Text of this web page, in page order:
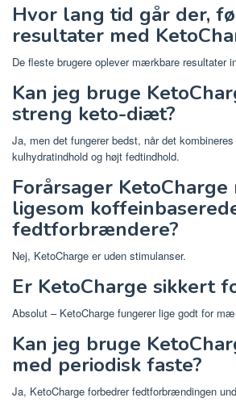
Hvor lang tid går der,
resultater med
De fleste brugere oplever mærkbare resultater
Kan jeg bruge
streng keto-diæt?
Ja, men det fungerer bedst, når det
kulhydratindhold og højt fedtindhold.
Forårsager
ligesom
fedtforbrændere?
Nej, KetoCharge er uden stimulanser.
Er KetoCharge sikkert
Absolut – KetoCharge fungerer lige godt for
Kan jeg bruge
med periodisk faste?
Ja, KetoCharge forbedrer fedtforbrændingen